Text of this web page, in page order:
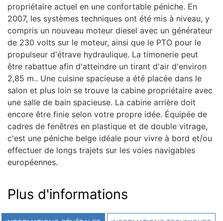
propriétaire actuel en une confortable péniche. En
2007, les systèmes techniques ont été mis à niveau, y
compris un nouveau moteur diesel avec un générateur
de 230 volts sur le moteur, ainsi que le PTO pour le
propulseur d'étrave hydraulique. La timonerie peut
être rabattue afin d'atteindre un tirant d'air d'environ
2,85 m.. Une cuisine spacieuse a été placée dans le
salon et plus loin se trouve la cabine propriétaire avec
une salle de bain spacieuse. La cabine arrière doit
encore être finie selon votre propre idée. Équipée de
cadres de fenêtres en plastique et de double vitrage,
c'est une péniche belge idéale pour vivre à bord et/ou
effectuer de longs trajets sur les voies navigables
européennes.
Plus d'informations